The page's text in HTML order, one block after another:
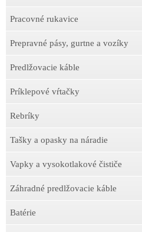
Pracovné rukavice
Prepravné pásy, gurtne a vozíky
Predlžovacie káble
Príklepové vŕtačky
Rebríky
Tašky a opasky na náradie
Vapky a vysokotlakové čističe
Záhradné predlžovacie káble
Batérie